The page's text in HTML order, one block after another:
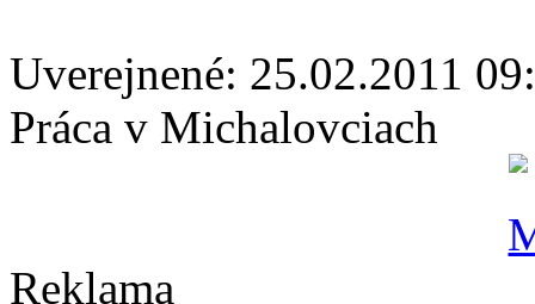
Uverejnené: 25.02.2011
Práca v Michalovciach
Reklama